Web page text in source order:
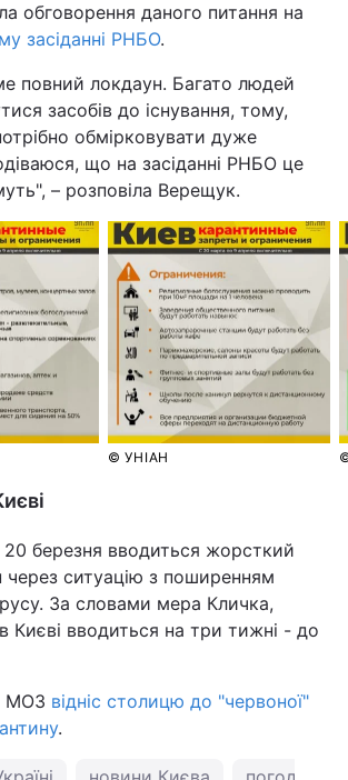
обговорення даного питання на
засіданні РНБО.
повний локдаун. Багато людей
засобів до існування, тому,
обмірковувати дуже
що на засіданні РНБО це
– розповіла Верещук.
© УНІАН
20 березня вводиться жорсткий
через ситуацію з поширенням
За словами мера Кличка,
Києві вводиться на три тижні - до
МОЗ відніс столицю до "червоної"
.